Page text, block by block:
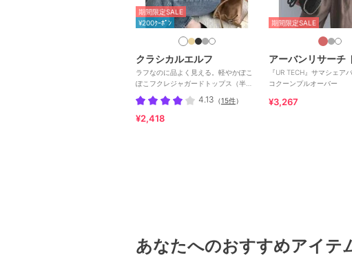
期間限定SALE
¥200ｸｰﾎﾟﾝ
クラシカルエルフ
ラフなのに品よく見える。軽やかぽこ
ぽこフクレジャガードトップス（半
袖）
4.13 （15件）
¥2,418
期間限定SALE
アーバンリサーチ
『UR TECH』サマシェア
コクーンプルオーバー
¥3,267
あなたへのおすすめアイテ